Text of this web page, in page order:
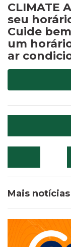
CLIMATE
seu
Cuide
um
ar
Mais notícias